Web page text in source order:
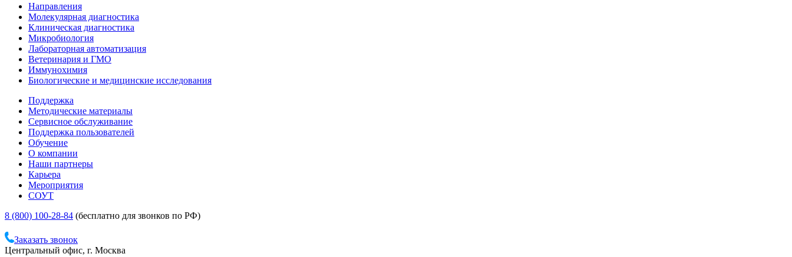
Направления
Молекулярная диагностика
Клиническая диагностика
Микробиология
Лабораторная автоматизация
Ветеринария и ГМО
Иммунохимия
Биологические и медицинские исследования
Поддержка
Методические материалы
Сервисное обслуживание
Поддержка пользователей
Обучение
О компании
Наши партнеры
Карьера
Мероприятия
СОУТ
8 (800) 100-28-84 (бесплатно для звонков по РФ)
Заказать звонок
Центральный офис, г. Москва